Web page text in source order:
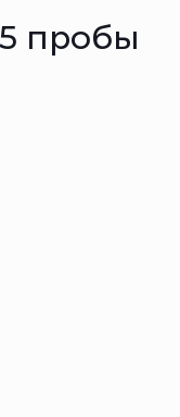
пробы